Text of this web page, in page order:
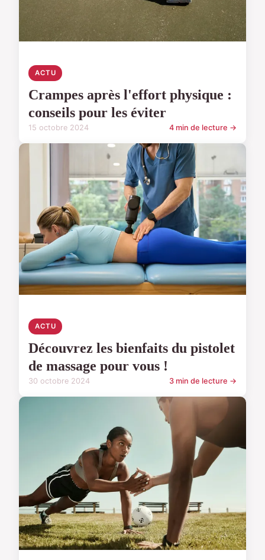
ACTU
Crampes après l'effort physique :
conseils pour les éviter
15 octobre 2024 4 min de lecture →
ACTU
Découvrez les bienfaits du pistolet
de massage pour vous !
30 octobre 2024 3 min de lecture →